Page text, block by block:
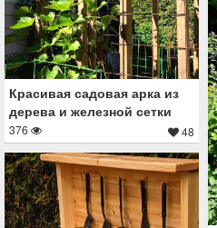
Красивая садовая арка из
дерева и железной сетки
376 48